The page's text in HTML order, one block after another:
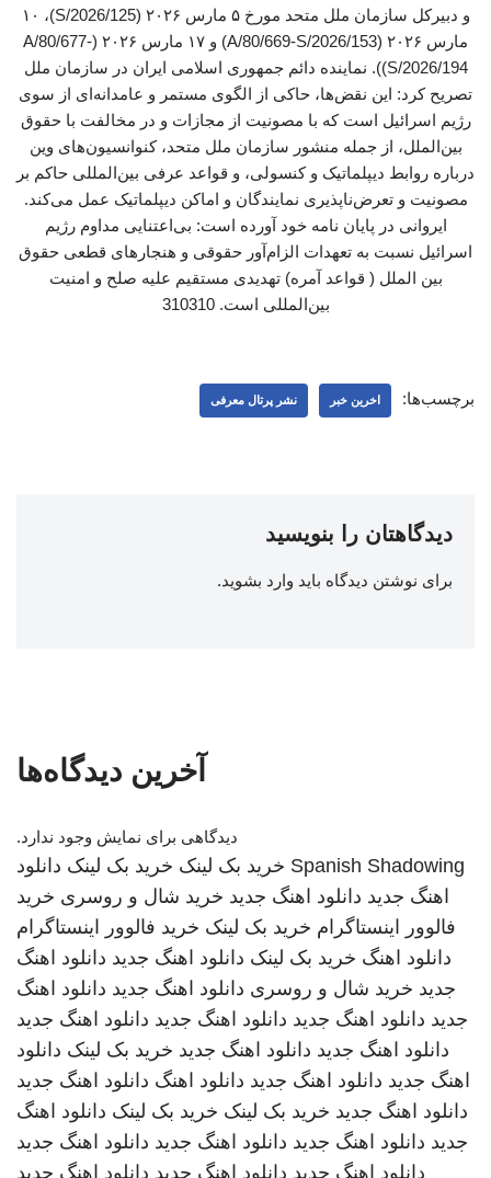
و دبیرکل سازمان ملل متحد مورخ ۵ مارس ۲۰۲۶ (S/2026/125)، ۱۰
مارس ۲۰۲۶ (A/80/669-S/2026/153) و ۱۷ مارس ۲۰۲۶ (A/80/677-
S/2026/194)). نماینده دائم جمهوری اسلامی ایران در سازمان ملل
تصریح کرد: این ‌نقض‌ها، حاکی از الگوی مستمر و عامدانه‌ای از سوی
رژیم اسرائیل است که با مصونیت از مجازات و در مخالفت با حقوق
بین‌الملل، از جمله منشور سازمان ملل متحد، کنوانسیون‌های وین
درباره روابط دیپلماتیک و کنسولی، و قواعد عرفی بین‌المللی حاکم بر
مصونیت و تعرض‌ناپذیری نمایندگان و اماکن دیپلماتیک عمل می‌کند.
ایروانی در پایان نامه خود آورده است: بی‌اعتنایی مداوم رژیم
اسرائیل نسبت به تعهدات الزام‌آور حقوقی و هنجارهای قطعی حقوق
بین الملل ( قواعد آمره) تهدیدی مستقیم علیه صلح و امنیت
بین‌المللی است. 310310
برچسب‌ها: اخرین خبر نشر پرتال معرفی
دیدگاهتان را بنویسید
برای نوشتن دیدگاه باید وارد بشوید.
آخرین دیدگاه‌ها
دیدگاهی برای نمایش وجود ندارد.
Spanish Shadowing خرید بک لینک خرید بک لینک دانلود
اهنگ جدید دانلود اهنگ جدید خرید شال و روسری خرید
فالوور اینستاگرام خرید بک لینک خرید فالوور اینستاگرام
دانلود اهنگ خرید بک لینک دانلود اهنگ جدید دانلود اهنگ
جدید خرید شال و روسری دانلود اهنگ جدید دانلود اهنگ
جدید دانلود اهنگ جدید دانلود اهنگ جدید دانلود اهنگ جدید
دانلود اهنگ جدید دانلود اهنگ جدید خرید بک لینک دانلود
اهنگ جدید دانلود اهنگ جدید دانلود اهنگ دانلود اهنگ جدید
دانلود اهنگ جدید خرید بک لینک خرید بک لینک دانلود اهنگ
جدید دانلود اهنگ جدید دانلود اهنگ جدید دانلود اهنگ جدید
دانلود اهنگ جدید دانلود اهنگ جدید دانلود اهنگ جدید